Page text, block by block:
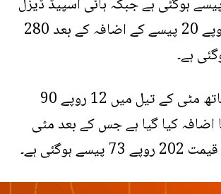
روپے 68 پیسے ہوگئی ہے جبکہ ہائی اسپیڈ ڈیزل
کی قیمت 17 روپے 20 پیسے کے اضافہ کے بعد 280
ہے۔
اس کے ساتھ ساتھ مٹی کے تیل میں 12 روپے 90
اضافہ کیا گیا ہے جس کے بعد مٹی
ہوگئی ہے۔